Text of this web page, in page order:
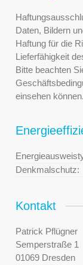
Daten, Bildern
Haftung für die
Lieferfähigkeit
Bitte beachten
einsehen können.
Denkmalschutz:
Kontakt
Patrick Pflügner
Semperstraße 1
01069 Dresden